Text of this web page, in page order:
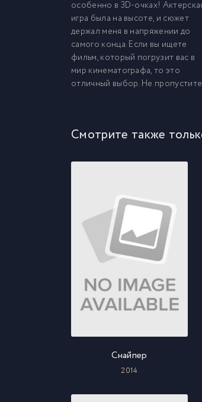
особенно в 3D-очках!
игра была на высоте, и сюжет
держал меня в напряжении до
самого конца. Если вы ищете
фильм, который погрузит вас в
мир кинематографа, то это
отличный выбор. Не
Смотрите также
Снайпер
2014